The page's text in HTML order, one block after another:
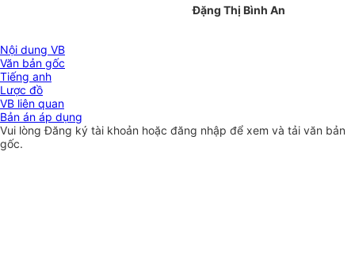
Đặng Thị Bình An
Nội dung VB
Văn bản gốc
Tiếng anh
Lược đồ
VB liên quan
Bản án áp dụng
Vui lòngĐăng ký tài khoản hoặc đăng nhập để xem và tải văn bản
gốc.